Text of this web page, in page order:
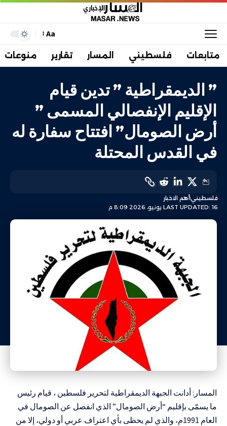
Aa
متابعات فلسطيني المسار تقارير منوعات
” الديمقراطية ” تدين قيام
الإقليم الإنفصالي المسمى ”
أرض الصومال” افتتاح سفارة له
في القدس المحتلة
LAST UPDATED: 16 يونيو، 2026 8:09 م
فلسطينيأهم الاخبار
المسار: أدانت الجبهة الديمقراطية لتحرير فلسطين ، قيام رئيس
ما يسمّى بإقليم “أرض الصومال” الذي انفصل عن الصومال في
العام 1991م، والذي لم يحظى بأي اعتراف عربي أو دولي، إلا من